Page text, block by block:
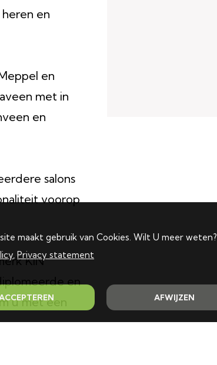
maakt gebruik van Cookies. Wilt U meer weten?
,Privacy statement
AFWIJZEN
en
en
met in
en
salons
voorop
KIN
en
u met een